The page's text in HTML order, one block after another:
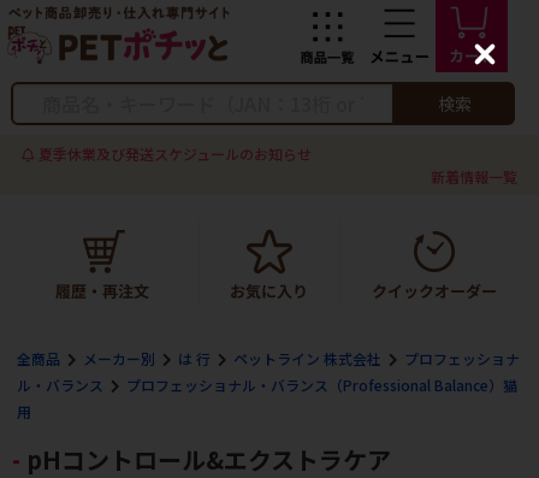
検索
夏季休業及び発送スケジュールのお知らせ
新着情報一覧
全商品 メーカー別 は 行 ペットライン 株式会社
プロフェッショナ
ル・バランス
プロフェッショナル・バランス（Professional Balance）猫
用
pHコントロール&エクストラケア
C
l
s